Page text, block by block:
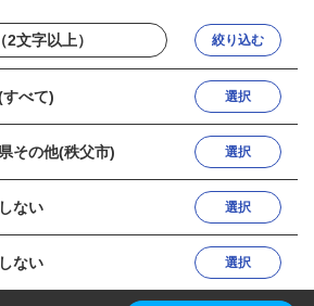
絞り込む
べて) 選択
その他(秩父市) 選択
ない 選択
ない 選択